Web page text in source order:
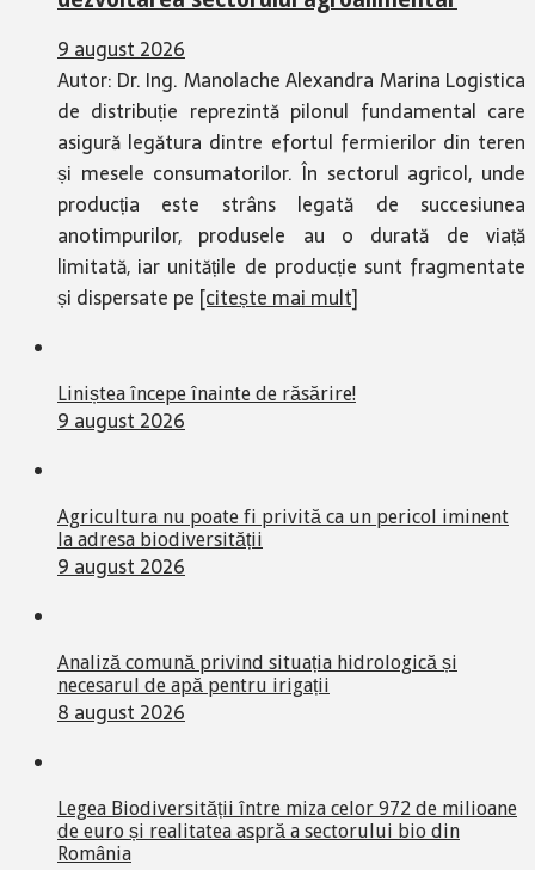
9 august 2026
Autor: Dr. Ing. Manolache Alexandra Marina Logistica
de distribuție reprezintă pilonul fundamental care
asigură legătura dintre efortul fermierilor din teren
și mesele consumatorilor. În sectorul agricol, unde
producția este strâns legată de succesiunea
anotimpurilor, produsele au o durată de viață
limitată, iar unitățile de producție sunt fragmentate
și dispersate pe [citește mai mult]
Liniștea începe înainte de răsărire!
9 august 2026
Agricultura nu poate fi privită ca un pericol iminent
la adresa biodiversității
9 august 2026
Analiză comună privind situația hidrologică și
necesarul de apă pentru irigații
8 august 2026
Legea Biodiversității între miza celor 972 de milioane
de euro și realitatea aspră a sectorului bio din
România